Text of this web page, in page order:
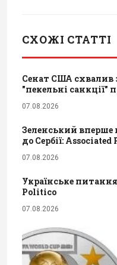
СХОЖІ СТАТТІ
Сенат США схвалив
"пекельні санкції"
07.08.2026
Зеленський вперше
до Сербії:
07.08.2026
Українське
Politico
07.08.2026